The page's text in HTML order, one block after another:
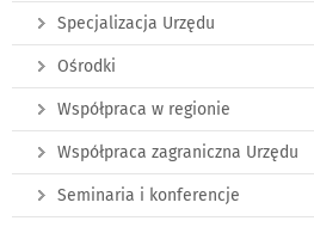
Specjalizacja Urzędu
Ośrodki
Współpraca w regionie
Współpraca zagraniczna Urzędu
Seminaria i konferencje